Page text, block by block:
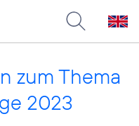
zum Thema
2023